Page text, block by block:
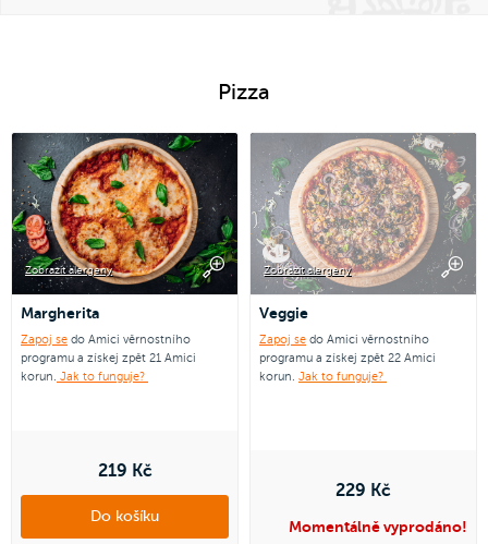
Pizza
Zobrazit alergeny
Margherita
Zapoj se do Amici věrnostního
programu a získej zpět 21 Amici
korun. Jak to funguje?
219 Kč
Do košíku
Zobrazit alergeny
Veggie
Zapoj se do Amici věrnostního
programu a získej zpět 22 Amici
korun. Jak to funguje?
229 Kč
Momentálně vyprodáno!